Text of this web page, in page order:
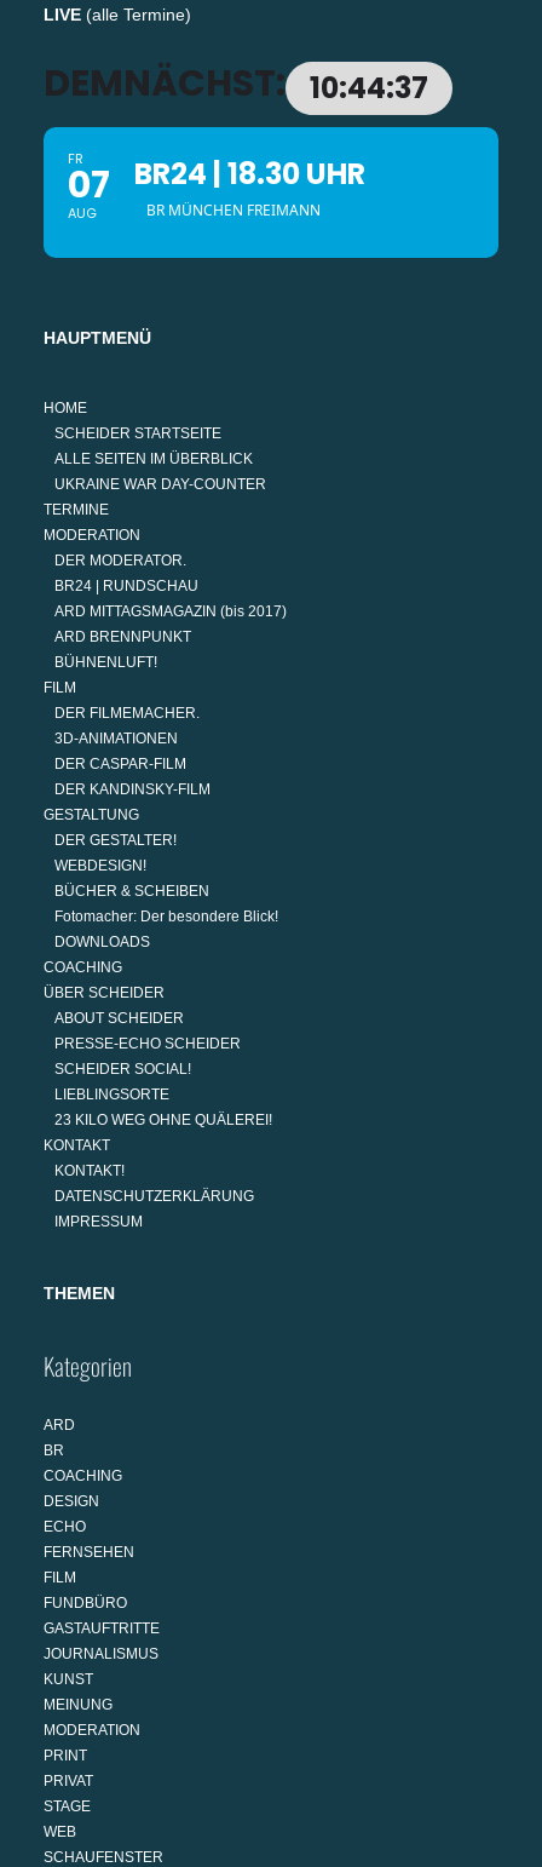
LIVE (alle Termine)
DEMNÄCHST: 10:44:36
FR
07
AUG
BR24 | 18.30 UHR
BR MÜNCHEN FREIMANN
HAUPTMENÜ
HOME
SCHEIDER STARTSEITE
ALLE SEITEN IM ÜBERBLICK
UKRAINE WAR DAY-COUNTER
TERMINE
MODERATION
DER MODERATOR.
BR24 | RUNDSCHAU
ARD MITTAGSMAGAZIN (bis 2017)
ARD BRENNPUNKT
BÜHNENLUFT!
FILM
DER FILMEMACHER.
3D-ANIMATIONEN
DER CASPAR-FILM
DER KANDINSKY-FILM
GESTALTUNG
DER GESTALTER!
WEBDESIGN!
BÜCHER & SCHEIBEN
Fotomacher: Der besondere Blick!
DOWNLOADS
COACHING
ÜBER SCHEIDER
ABOUT SCHEIDER
PRESSE-ECHO SCHEIDER
SCHEIDER SOCIAL!
LIEBLINGSORTE
23 KILO WEG OHNE QUÄLEREI!
KONTAKT
KONTAKT!
DATENSCHUTZERKLÄRUNG
IMPRESSUM
THEMEN
Kategorien
ARD
BR
COACHING
DESIGN
ECHO
FERNSEHEN
FILM
FUNDBÜRO
GASTAUFTRITTE
JOURNALISMUS
KUNST
MEINUNG
MODERATION
PRINT
PRIVAT
STAGE
WEB
SCHAUFENSTER